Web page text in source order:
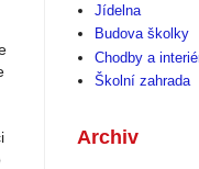
Jídelna
Budova školky
Chodby a
Školní zahrada
Archiv